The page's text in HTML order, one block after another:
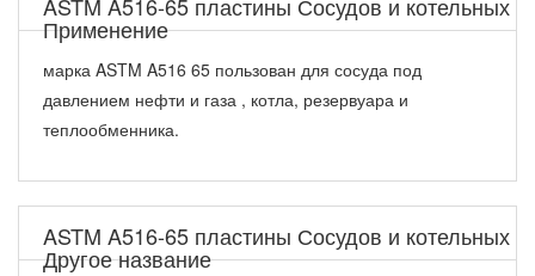
ASTM A516-65 пластины Сосудов и котельных
Применение
марка ASTM A516 65 пользован для сосуда под
давлением нефти и газа , котла, резервуара и
теплообменника.
ASTM A516-65 пластины Сосудов и котельных
Другое название